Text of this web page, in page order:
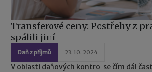
Transferové ceny: Postřehy z
spálili jiní
Daň z příjmů 23. 10. 2024
V oblasti daňových kontrol se čím dál